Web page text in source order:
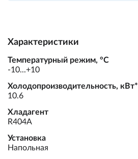
Характеристики
Температурный режим, °С
-10...+10
Холодопроизводительность, кВт*
10.6
Хладагент
R404A
Установка
Напольная